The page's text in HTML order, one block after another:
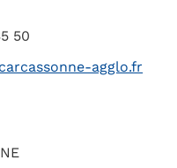
50
agglo.fr